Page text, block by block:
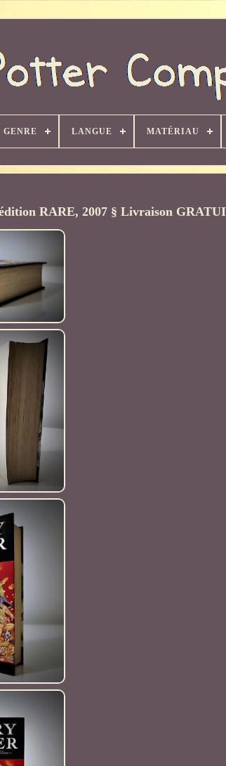
GENRE LANGUE MATÉRIAU
RARE, 2007 § Livraison